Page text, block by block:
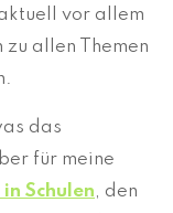
vor allem
allen Themen
das
für meine
Schulen, den